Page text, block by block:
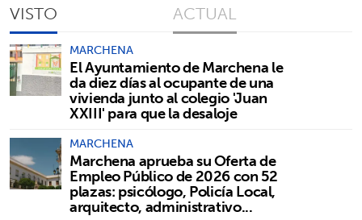
VISTO ACTUAL
MARCHENA
El Ayuntamiento de Marchena le
da diez días al ocupante de una
vivienda junto al colegio 'Juan
XXIII' para que la desaloje
MARCHENA
Marchena aprueba su Oferta de
Empleo Público de 2026 con 52
plazas: psicólogo, Policía Local,
arquitecto, administrativo...